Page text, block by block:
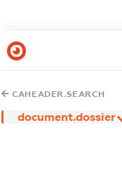
CAHEADER.SEARCH
document.dossier